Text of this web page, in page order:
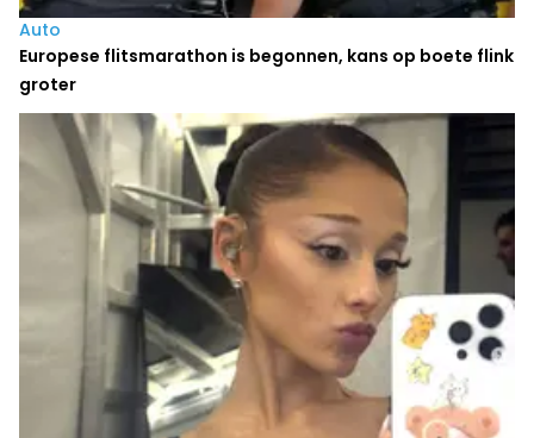
Auto
Europese flitsmarathon is begonnen, kans op boete flink
groter